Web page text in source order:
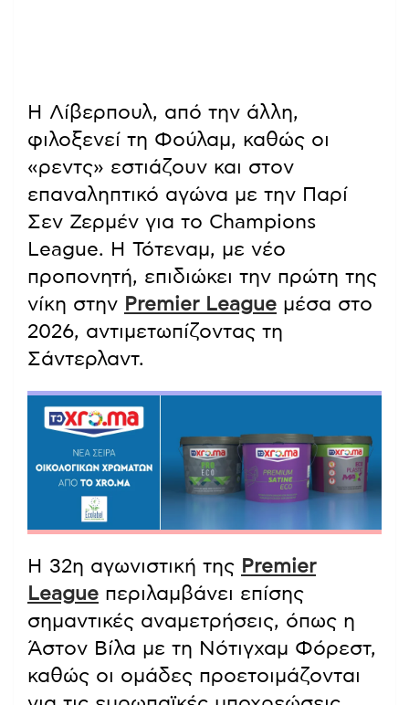
Η Λίβερπουλ, από την άλλη,
φιλοξενεί τη Φούλαμ, καθώς οι
«ρεντς» εστιάζουν και στον
επαναληπτικό αγώνα με την Παρί
Σεν Ζερμέν για το Champions
League. Η Τότεναμ, με νέο
προπονητή, επιδιώκει την πρώτη της
νίκη στην Premier League μέσα στο
2026, αντιμετωπίζοντας τη
Σάντερλαντ.
Η 32η αγωνιστική της Premier
League περιλαμβάνει επίσης
σημαντικές αναμετρήσεις, όπως η
Άστον Βίλα με τη Νότιγχαμ Φόρεστ,
καθώς οι ομάδες προετοιμάζονται